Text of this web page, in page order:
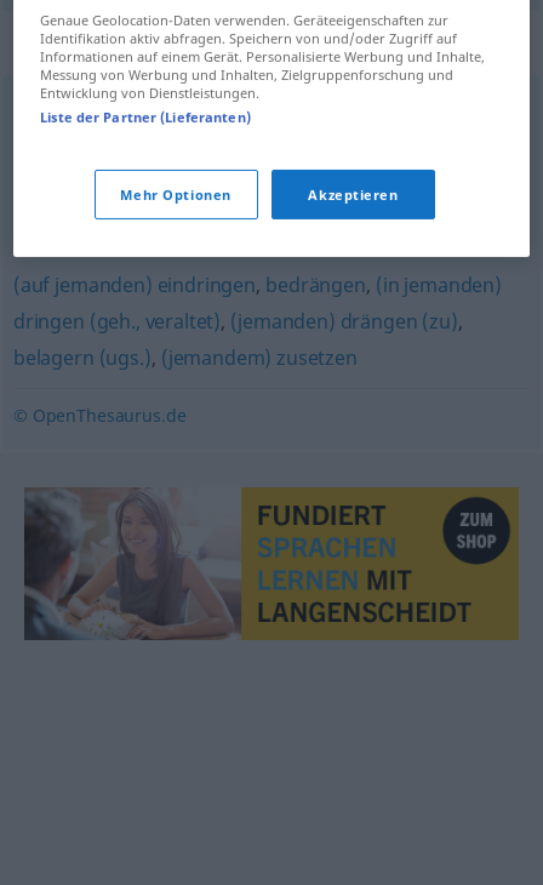
Synonyme für "befallen"
(jemandem) zusetzen,(jemanden) plagen
(jemandem) geschehen ,hereinbrechen (über)
mitmachen (ugs.),erleiden
(auf jemanden) eindringen, bedrängen, (in jemanden)
dringen (geh., veraltet), (jemanden) drängen (zu),
belagern (ugs.), (jemandem) zusetzen
© OpenThesaurus.de
Genaue Geolocation-Daten verwenden. Geräteeigenschaften zur
Identifikation aktiv abfragen. Speichern von und/oder Zugriff auf
Informationen auf einem Gerät. Personalisierte Werbung und Inhalte,
Messung von Werbung und Inhalten, Zielgruppenforschung und
Entwicklung von Dienstleistungen.
Liste der Partner (Lieferanten)
Mehr Optionen Akzeptieren